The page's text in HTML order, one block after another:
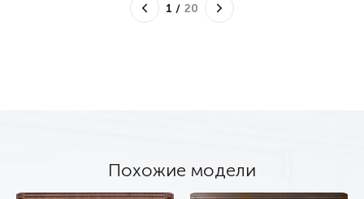
1 / 20
Похожие модели